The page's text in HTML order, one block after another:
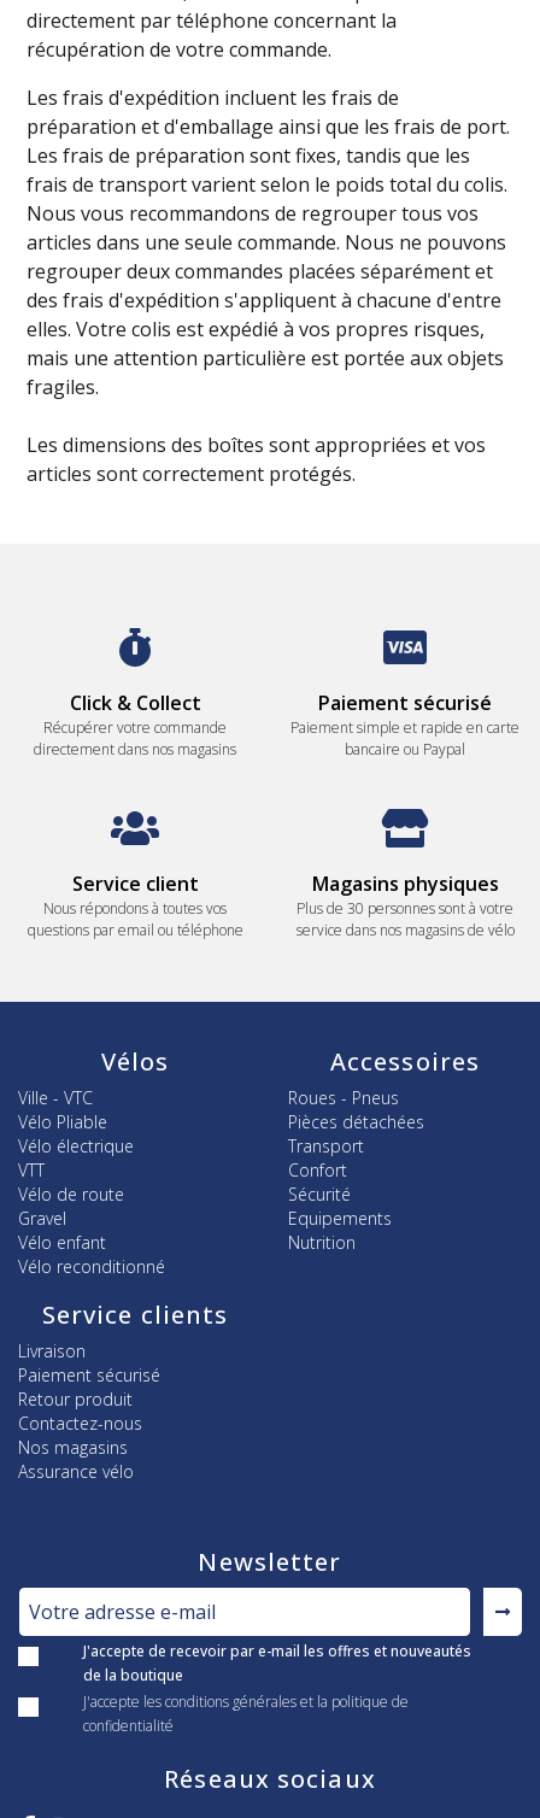
directement par téléphone concernant la
récupération de votre commande.
Les frais d'expédition incluent les frais de
préparation et d'emballage ainsi que les frais de port.
Les frais de préparation sont fixes, tandis que les
frais de transport varient selon le poids total du colis.
Nous vous recommandons de regrouper tous vos
articles dans une seule commande. Nous ne pouvons
regrouper deux commandes placées séparément et
des frais d'expédition s'appliquent à chacune d'entre
elles. Votre colis est expédié à vos propres risques,
mais une attention particulière est portée aux objets
fragiles.
Les dimensions des boîtes sont appropriées et vos
articles sont correctement protégés.
Click & Collect
Récupérer votre commande
directement dans nos magasins
Paiement sécurisé
Paiement simple et rapide en carte
bancaire ou Paypal
Service client
Nous répondons à toutes vos
questions par email ou téléphone
Magasins physiques
Plus de 30 personnes sont à votre
service dans nos magasins de vélo
Vélos
Ville - VTC
Vélo Pliable
Vélo électrique
VTT
Vélo de route
Gravel
Vélo enfant
Vélo reconditionné
Accessoires
Roues - Pneus
Pièces détachées
Transport
Confort
Sécurité
Equipements
Nutrition
Service clients
Livraison
Paiement sécurisé
Retour produit
Contactez-nous
Nos magasins
Assurance vélo
Newsletter
J'accepte de recevoir par e-mail les offres et nouveautés
de la boutique
J'accepte les conditions générales et la politique de
confidentialité
Réseaux sociaux